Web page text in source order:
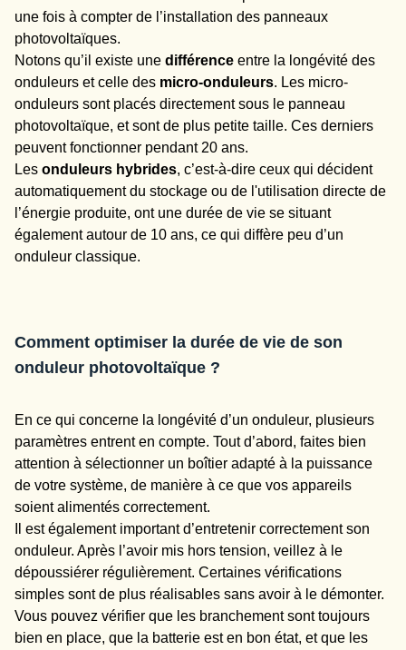
une fois à compter de l’installation des panneaux
photovoltaïques.
Notons qu’il existe une différence entre la longévité des
onduleurs et celle des micro-onduleurs. Les micro-
onduleurs sont placés directement sous le panneau
photovoltaïque, et sont de plus petite taille. Ces derniers
peuvent fonctionner pendant 20 ans.
Les onduleurs hybrides, c’est-à-dire ceux qui décident
automatiquement du stockage ou de l'utilisation directe de
l’énergie produite, ont une durée de vie se situant
également autour de 10 ans, ce qui diffère peu d’un
onduleur classique.
Comment optimiser la durée de vie de son
onduleur photovoltaïque ?
En ce qui concerne la longévité d’un onduleur, plusieurs
paramètres entrent en compte. Tout d’abord, faites bien
attention à sélectionner un boîtier adapté à la puissance
de votre système, de manière à ce que vos appareils
soient alimentés correctement.
Il est également important d’entretenir correctement son
onduleur. Après l’avoir mis hors tension, veillez à le
dépoussiérer régulièrement. Certaines vérifications
simples sont de plus réalisables sans avoir à le démonter.
Vous pouvez vérifier que les branchement sont toujours
bien en place, que la batterie est en bon état, et que les